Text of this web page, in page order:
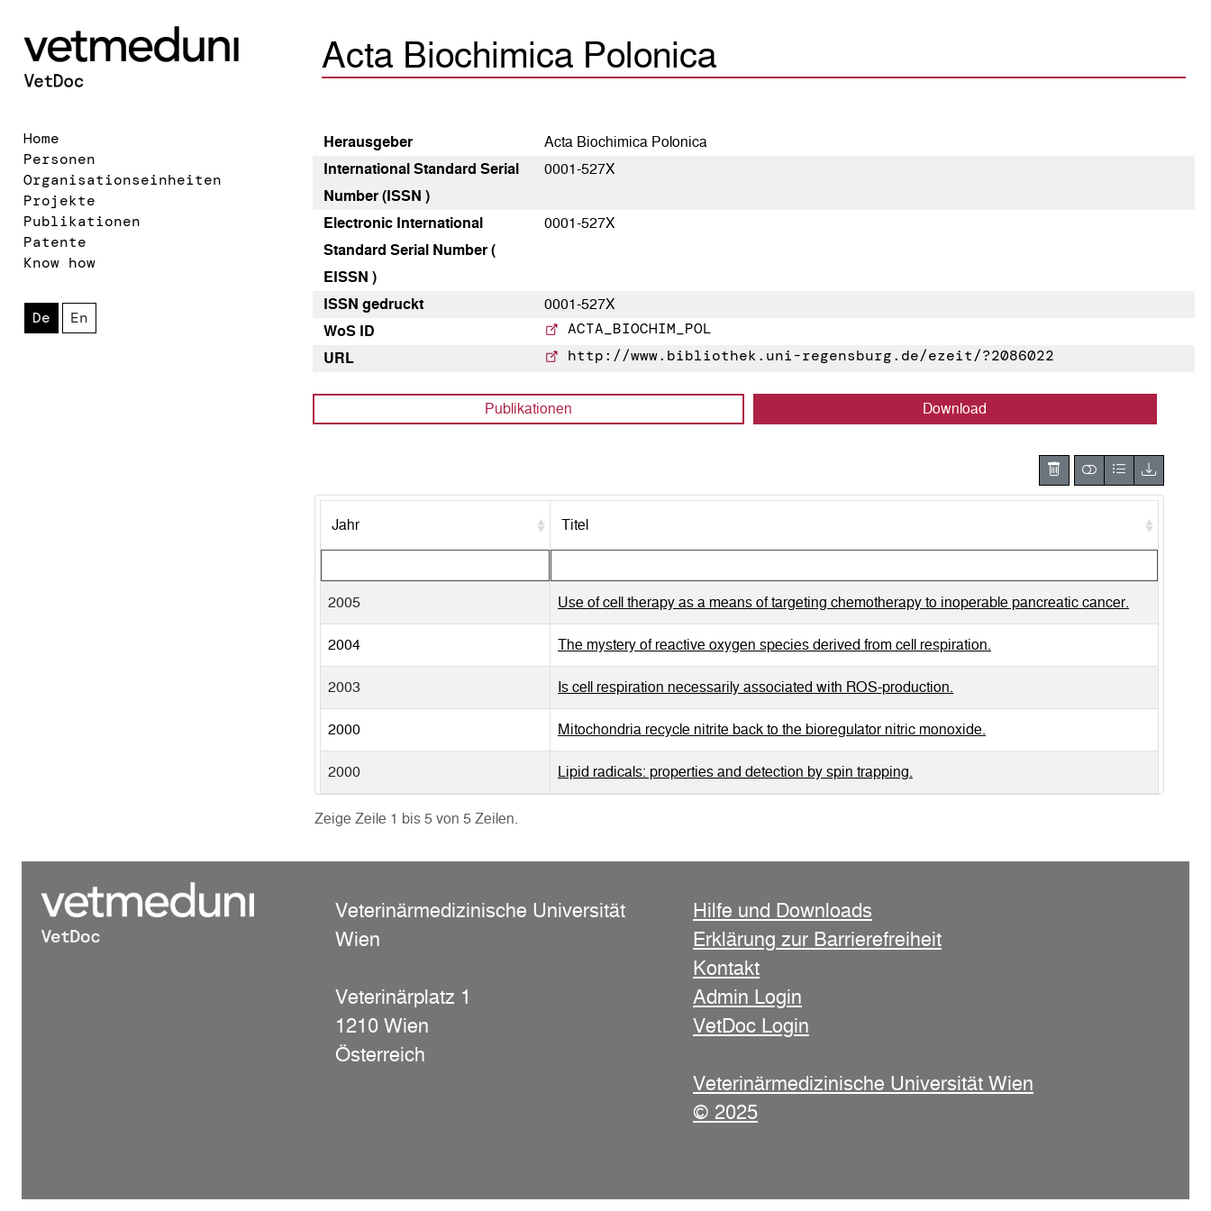
Home
Personen
Organisationseinheiten
Projekte
Publikationen
Patente
Know how
De En
Acta Biochimica Polonica
Heraus­geber
Acta Biochimica Polonica
International Standard Serial
Number (ISSN )
0001-527X
Electronic International
Standard Serial Number (
EISSN )
0001-527X
ISSN gedruckt
0001-527X
WoS ID
ACTA_BIOCHIM_POL
URL http://www.bibliothek.uni-regensburg.de/ezeit/?2086022
Publikationen Download
Jahr Titel
2005 Use of cell therapy as a means of targeting chemotherapy to inoperable pancreatic cancer.
2004 The mystery of reactive oxygen species derived from cell respiration.
2003 Is cell respiration necessarily associated with ROS-production.
2000 Mitochondria recycle nitrite back to the bioregulator nitric monoxide.
2000 Lipid radicals: properties and detection by spin trapping.
Zeige Zeile 1 bis 5 von 5 Zeilen.
Veterinärmedizinische Universität
Wien
Veterinärplatz 1
1210 Wien
Österreich
Hilfe und Downloads
Erklärung zur Barrierefreiheit
Kontakt
Admin Login
VetDoc Login
Veterinärmedizinische Universität Wien
© 2025